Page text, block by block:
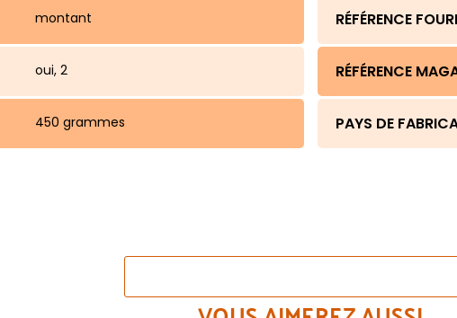
montant RÉFÉRENCE
oui, 2 RÉFÉRENCE
450 grammes PAYS DE